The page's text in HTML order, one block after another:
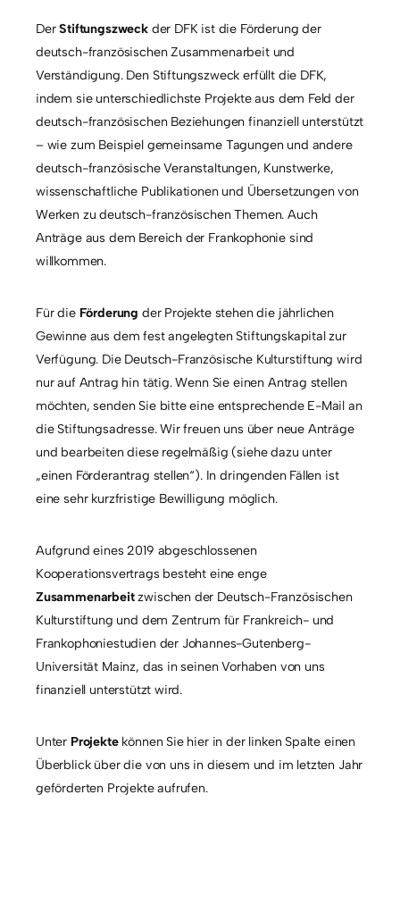
DerStiftungszweckder DFK ist die Förderung der
deutsch-französischen Zusammenarbeit und
Verständigung. Den Stiftungszweck erfüllt die DFK,
indem sie unterschiedlichste Projekte aus dem Feld der
deutsch-französischen Beziehungen finanziell unterstützt
– wie zum Beispiel gemeinsame Tagungen und andere
deutsch-französische Veranstaltungen, Kunstwerke,
wissenschaftliche Publikationen und Übersetzungen von
Werken zu deutsch-französischen Themen. Auch
Anträge aus dem Bereich der Frankophonie sind
willkommen.
Für die Förderung der Projekte stehen die jährlichen
Gewinne aus dem fest angelegten Stiftungskapital zur
Verfügung. Die Deutsch-Französische Kulturstiftung wird
nur auf Antrag hin tätig. Wenn Sie einen Antrag stellen
möchten, senden Sie bitte eine entsprechende E-Mail an
die Stiftungsadresse. Wir freuen uns über neue Anträge
und bearbeiten diese regelmäßig (siehe dazu unter
„einen Förderantrag stellen“). In dringenden Fällen ist
eine sehr kurzfristige Bewilligung möglich.
Aufgrund eines 2019 abgeschlossenen
Kooperationsvertrags besteht eine enge
Zusammenarbeitzwischen der Deutsch-Französischen
Kulturstiftung und dem Zentrum für Frankreich- und
Frankophoniestudien der Johannes-Gutenberg-
Universität Mainz, das in seinen Vorhaben von uns
finanziell unterstützt wird.
Unter Projektekönnen Sie hier in der linken Spalte einen
Überblick über die von uns in diesem und im letzten Jahr
geförderten Projekte aufrufen.